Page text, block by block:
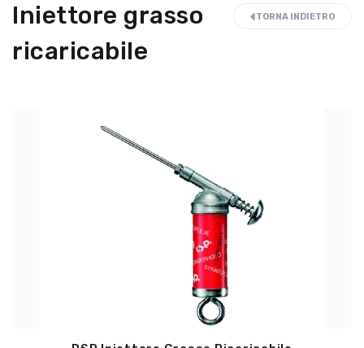
Iniettore grasso
ricaricabile
TORNA INDIETRO